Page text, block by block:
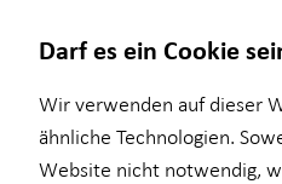
Darf es ein Cookie
Wir verwenden auf dieser
ähnliche Technologien.
Website nicht notwendig,